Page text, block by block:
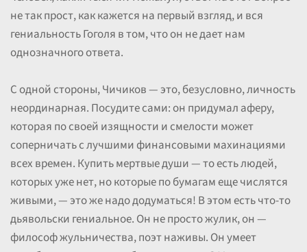
не так прост, как кажется на первый взгляд, и вся
гениальность Гоголя в том, что он не дает нам
однозначного ответа.
С одной стороны, Чичиков — это, безусловно, личность
неординарная. Посудите сами: он придумал аферу,
которая по своей изящности и смелости может
соперничать с лучшими финансовыми махинациями
всех времен. Купить мертвые души — то есть людей,
которых уже нет, но которые по бумагам еще числятся
живыми, — это же надо додуматься! В этом есть что-то
дьявольски гениальное. Он не просто жулик, он —
философ жульничества, поэт наживы. Он умеет